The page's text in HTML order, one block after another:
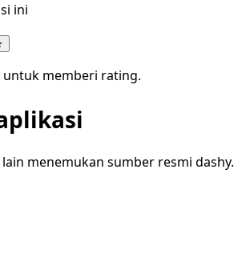
ini
memberi rating.
menemukan sumber resmi dashy.